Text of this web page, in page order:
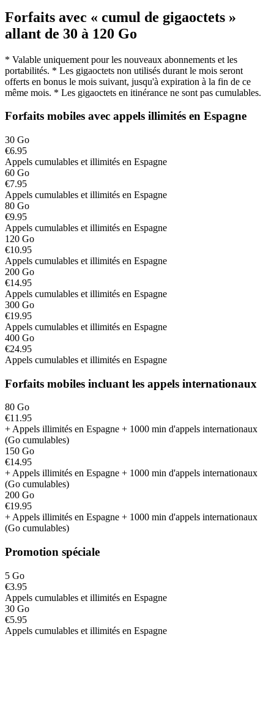
Forfaits avec « cumul de gigaoctets »
allant de 30 à 120 Go
* Valable uniquement pour les nouveaux abonnements et les
portabilités. * Les gigaoctets non utilisés durant le mois seront
offerts en bonus le mois suivant, jusqu'à expiration à la fin de ce
même mois. * Les gigaoctets en itinérance ne sont pas cumulables.
Forfaits mobiles avec appels illimités en Espagne
30 Go
€6.95
Appels cumulables et illimités en Espagne
60 Go
€7.95
Appels cumulables et illimités en Espagne
80 Go
€9.95
Appels cumulables et illimités en Espagne
120 Go
€10.95
Appels cumulables et illimités en Espagne
200 Go
€14.95
Appels cumulables et illimités en Espagne
300 Go
€19.95
Appels cumulables et illimités en Espagne
400 Go
€24.95
Appels cumulables et illimités en Espagne
Forfaits mobiles incluant les appels internationaux
80 Go
€11.95
+ Appels illimités en Espagne + 1000 min d'appels internationaux
(Go cumulables)
150 Go
€14.95
+ Appels illimités en Espagne + 1000 min d'appels internationaux
(Go cumulables)
200 Go
€19.95
+ Appels illimités en Espagne + 1000 min d'appels internationaux
(Go cumulables)
Promotion spéciale
5 Go
€3.95
Appels cumulables et illimités en Espagne
30 Go
€5.95
Appels cumulables et illimités en Espagne